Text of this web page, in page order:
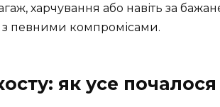
харчування або навіть за
з певними компромісами.
як усе почалося